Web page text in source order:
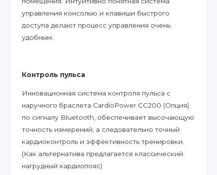
управления консолью и клавиши быстрого
доступа делают процесс управления очень
удобным.
Контроль пульса
Инновационная система контроля пульса с
наручного браслета CardioPower CC200 (Опция)
по сигналу Bluetooth, обеспечивает высочающую
точность измерений, а следовательно точный
кардиоконтроль и эффективность тренировки.
(Как альтернатива предлагается классический
нагрудный кардиопояс)